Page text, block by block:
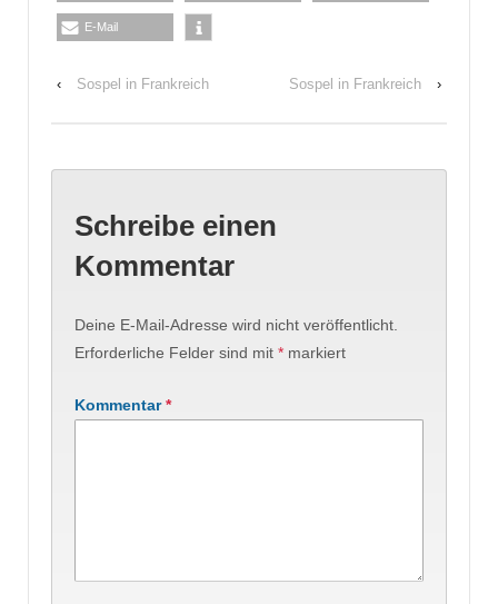
E-Mail
‹ Sospel in Frankreich Sospel in Frankreich ›
Schreibe einen
Kommentar
Deine E-Mail-Adresse wird nicht veröffentlicht.
Erforderliche Felder sind mit * markiert
Kommentar*